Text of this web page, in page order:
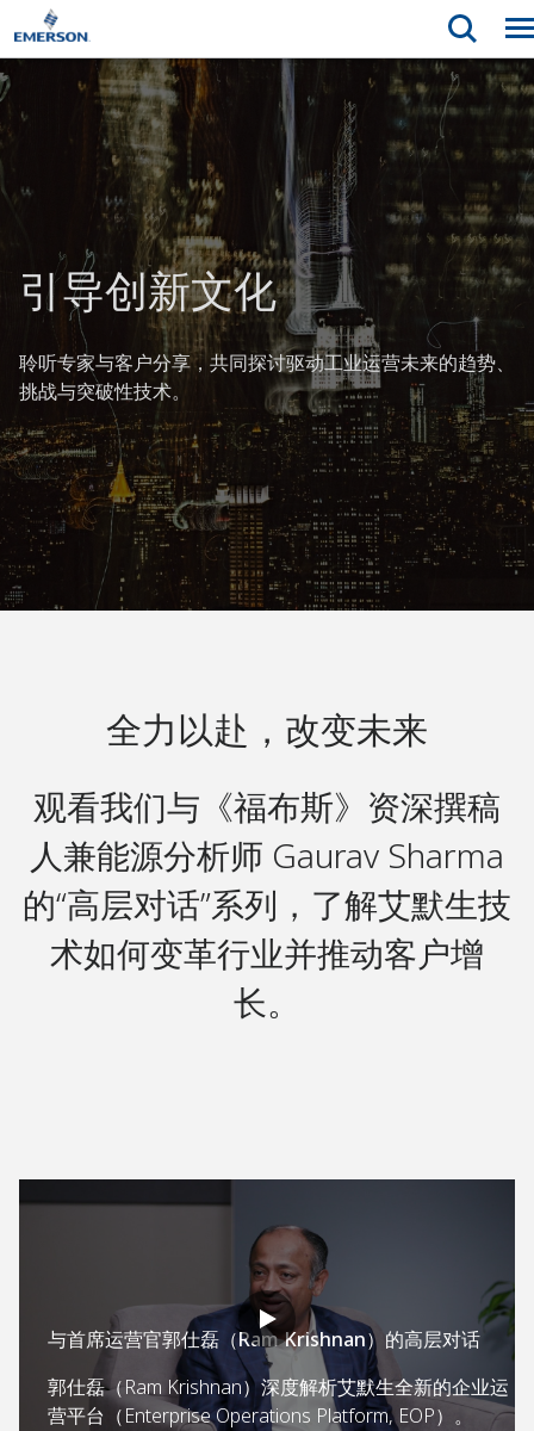
引导创新文化
聆听专家与客户分享，共同探讨驱动工业运营未来的趋势、
挑战与突破性技术。​​​
全力以赴，改变未来
观看我们与《福布斯》资深撰稿
人兼能源分析师 Gaurav Sharma
的“高层对话”系列，了解艾默生技
术如何变革行业并推动客户增
长。
与首席运营官郭仕磊（Ram Krishnan）的高层对话
郭仕磊（Ram Krishnan）深度解析艾默生全新的企业运
营平台（Enterprise Operations Platform, EOP）。